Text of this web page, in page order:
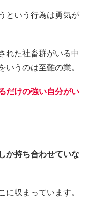
という行為は勇気が
れた社畜群がいる中
うのは至難の業。
だけの強い自分がい
か持ち合わせていな
収まっています。